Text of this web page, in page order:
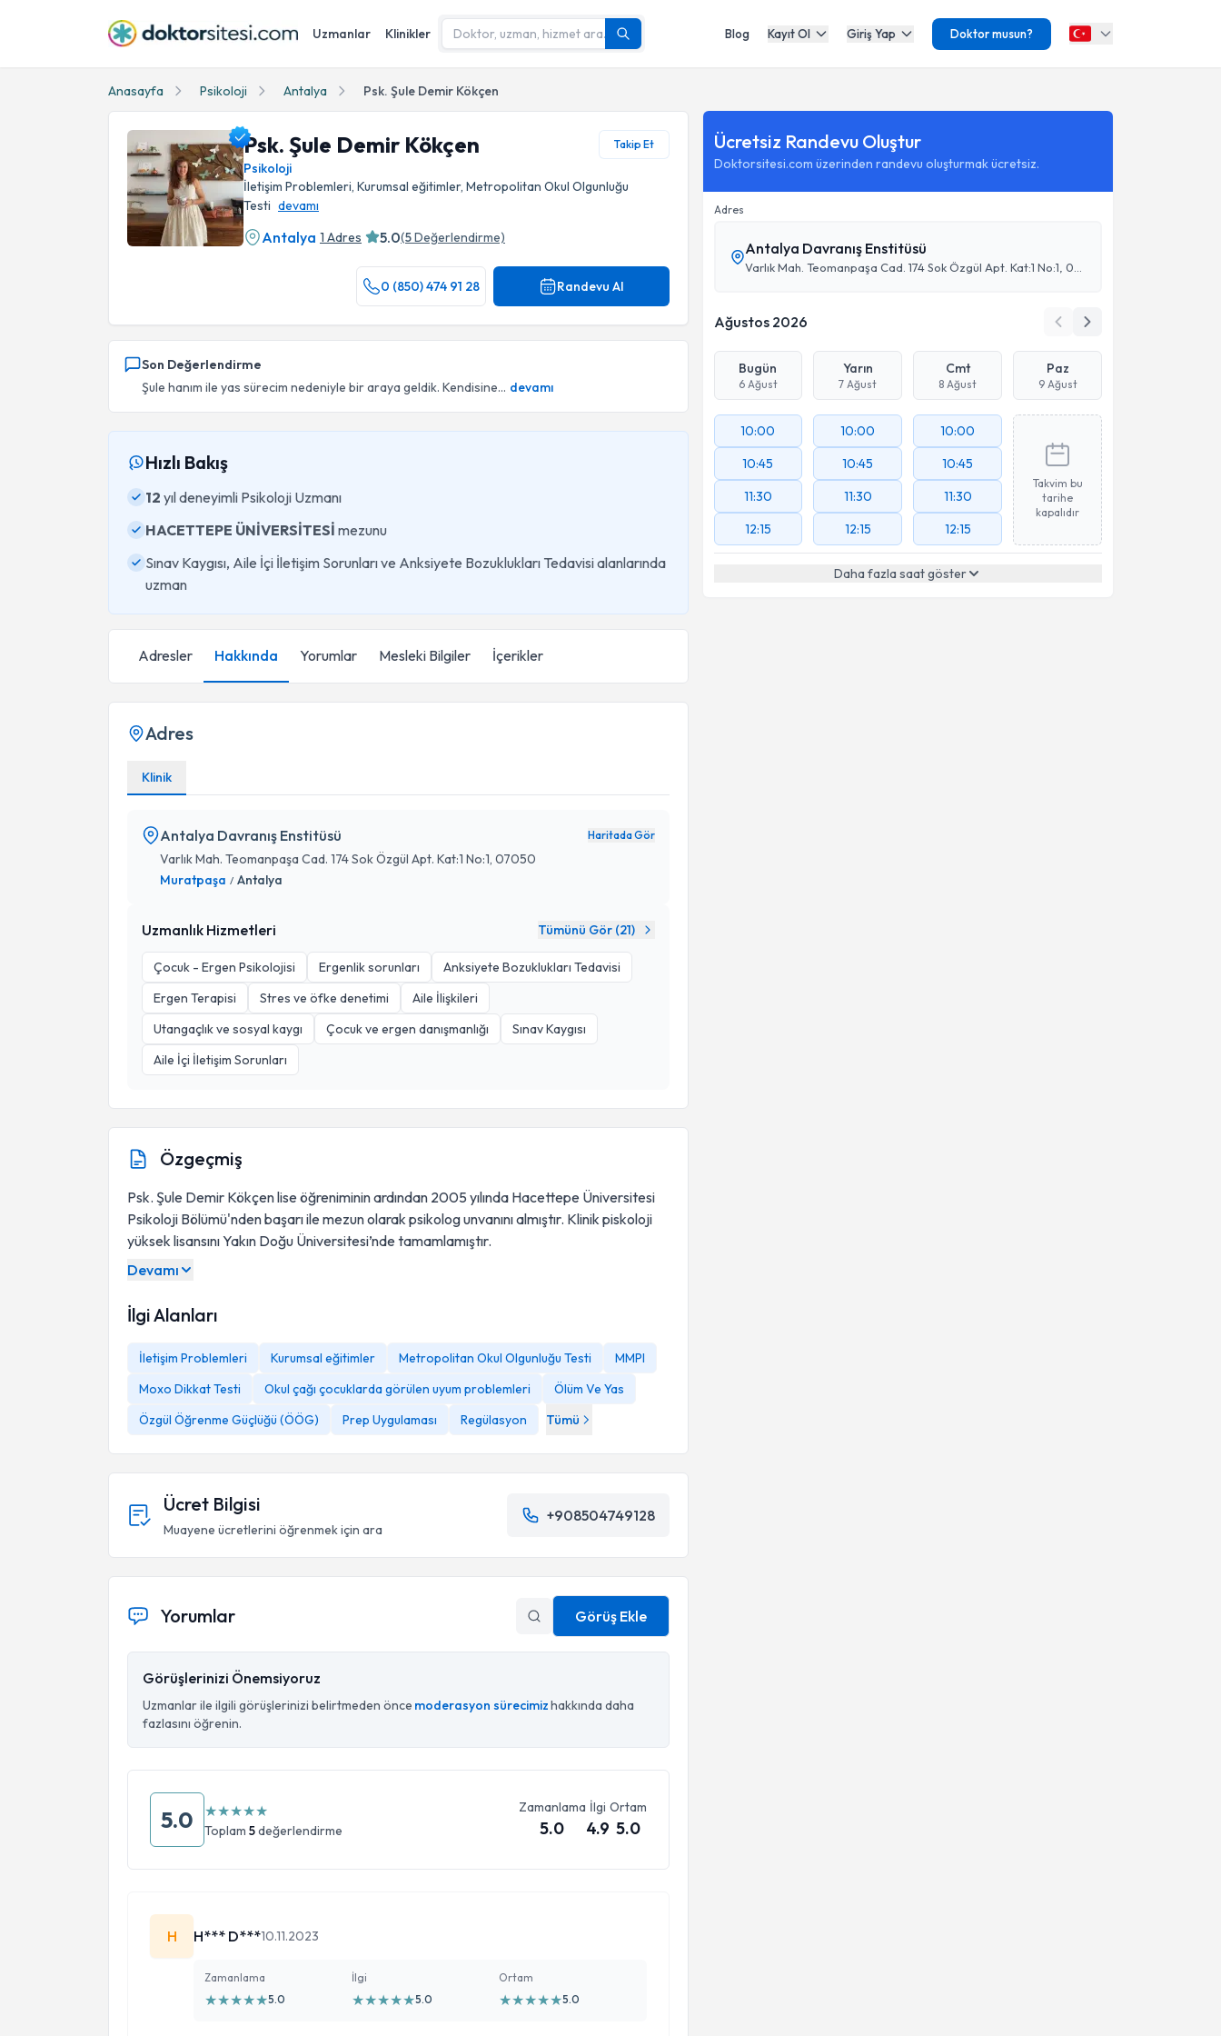
Uzmanlar Klinikler Blog Kayıt Ol Giriş Yap Doktor musun?
Anasayfa Psikoloji Antalya Psk. Şule Demir Kökçen
Psk. Şule Demir Kökçen Takip Et
Psikoloji
İletişim Problemleri, Kurumsal eğitimler, Metropolitan Okul Olgunluğu
Testi devamı
Antalya 1 Adres 5.0(5Değerlendirme)
0 (850) 474 91 28 Randevu Al
Son Değerlendirme
Şule hanım ile yas sürecim nedeniyle bir araya geldik. Kendisine... devamı
Hızlı Bakış
12 yıl deneyimli Psikoloji Uzmanı
HACETTEPE ÜNİVERSİTESİ mezunu
Sınav Kaygısı, Aile İçi İletişim Sorunları ve Anksiyete Bozuklukları Tedavisi alanlarında
uzman
Adresler Hakkında Yorumlar Mesleki Bilgiler İçerikler
Adres
Klinik
Antalya Davranış Enstitüsü Haritada Gör
Varlık Mah. Teomanpaşa Cad. 174 Sok Özgül Apt. Kat:1 No:1, 07050
Muratpaşa / Antalya
Uzmanlık Hizmetleri Tümünü Gör (21)
Çocuk - Ergen Psikolojisi Ergenlik sorunları
Anksiyete Bozuklukları Tedavisi
Ergen Terapisi
Stres ve öfke denetimi
Aile İlişkileri
Utangaçlık ve sosyal kaygı
Çocuk ve ergen danışmanlığı
Sınav Kaygısı
Aile İçi İletişim Sorunları
Özgeçmiş
Psk. Şule Demir Kökçen lise öğreniminin ardından 2005 yılında Hacettepe Üniversitesi
Psikoloji Bölümü'nden başarı ile mezun olarak psikolog unvanını almıştır. Klinik piskoloji
yüksek lisansını Yakın Doğu Üniversitesi’nde tamamlamıştır.
Katıldığı Eğitimler ve Aldığı Sertifikalar
Devamı
İlgi Alanları
İletişim Problemleri Kurumsal eğitimler Metropolitan Okul Olgunluğu Testi
MMPI
Moxo Dikkat Testi
Okul çağı çocuklarda görülen uyum problemleri
Ölüm Ve Yas
Özgül Öğrenme Güçlüğü (ÖÖG)
Prep Uygulaması Regülasyon Tümü
Ücret Bilgisi
Muayene ücretlerini öğrenmek için ara
+908504749128
Yorumlar Görüş Ekle
Görüşlerinizi Önemsiyoruz
Uzmanlar ile ilgili görüşlerinizi belirtmeden önce moderasyon sürecimizhakkında daha
fazlasını öğrenin.
5.0 ★★★★★
Toplam 5değerlendirme
Zamanlama
5.0
İlgi
4.9
Ortam
5.0
H H*** D***10.11.2023
Zamanlama
★★★★★5.0
İlgi
★★★★★5.0
Ortam
★★★★★5.0
Ücretsiz Randevu Oluştur
Doktorsitesi.com üzerinden randevu oluşturmak ücretsiz.
Adres
Antalya Davranış Enstitüsü
Ağustos 2026
Bugün
6 Ağust
Yarın
7 Ağust
Cmt
8 Ağust
Paz
9 Ağust
10:00
10:45
11:30
12:15
10:00
10:45
11:30
12:15
10:00
10:45
11:30
12:15
Takvim bu
tarihe
kapalıdır
Daha fazla saat göster